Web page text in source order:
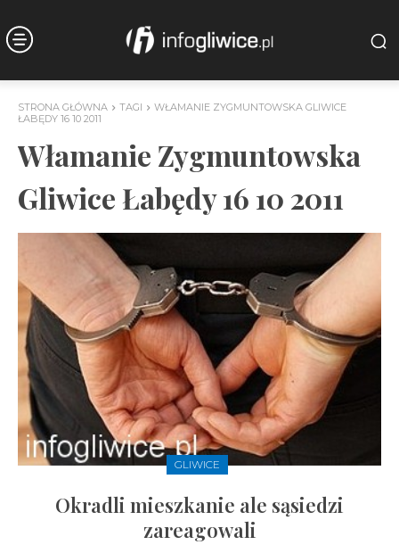
STRONA GŁÓWNA TAGI
WŁAMANIE ZYGMUNTOWSKA GLIWICE
ŁABĘDY 16 10 2011
Włamanie Zygmuntowska
Gliwice Łabędy 16 10 2011
GLIWICE
Okradli mieszkanie ale sąsiedzi
zareagowali